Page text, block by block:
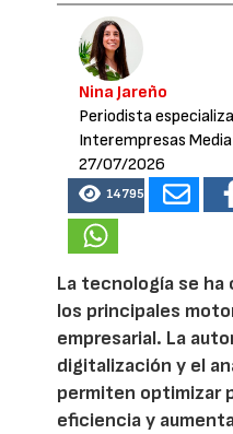
Nina Jareño
Periodista
Interempresas Media
27/07/2026
14795
La tecnología se
los principales
empresarial. La
digitalización y el
permiten optimizar
eficiencia y